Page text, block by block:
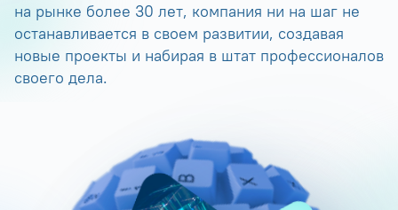
на рынке более 30 лет, компания ни на шаг не
останавливается в своем развитии, создавая
новые проекты и набирая в штат профессионалов
своего дела.